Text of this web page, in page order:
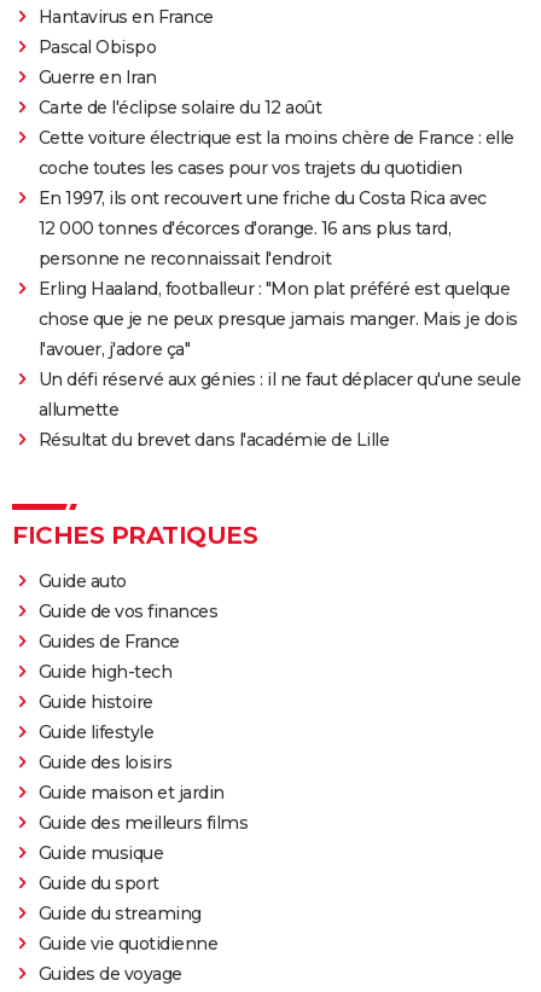
Hantavirus en France
Pascal Obispo
Guerre en Iran
Carte de l'éclipse solaire du 12 août
Cette voiture électrique est la moins chère de France : elle
coche toutes les cases pour vos trajets du quotidien
En 1997, ils ont recouvert une friche du Costa Rica avec
12 000 tonnes d'écorces d'orange. 16 ans plus tard,
personne ne reconnaissait l'endroit
Erling Haaland, footballeur : "Mon plat préféré est quelque
chose que je ne peux presque jamais manger. Mais je dois
l'avouer, j'adore ça"
Un défi réservé aux génies : il ne faut déplacer qu'une seule
allumette
Résultat du brevet dans l'académie de Lille
FICHES PRATIQUES
Guide auto
Guide de vos finances
Guides de France
Guide high-tech
Guide histoire
Guide lifestyle
Guide des loisirs
Guide maison et jardin
Guide des meilleurs films
Guide musique
Guide du sport
Guide du streaming
Guide vie quotidienne
Guides de voyage